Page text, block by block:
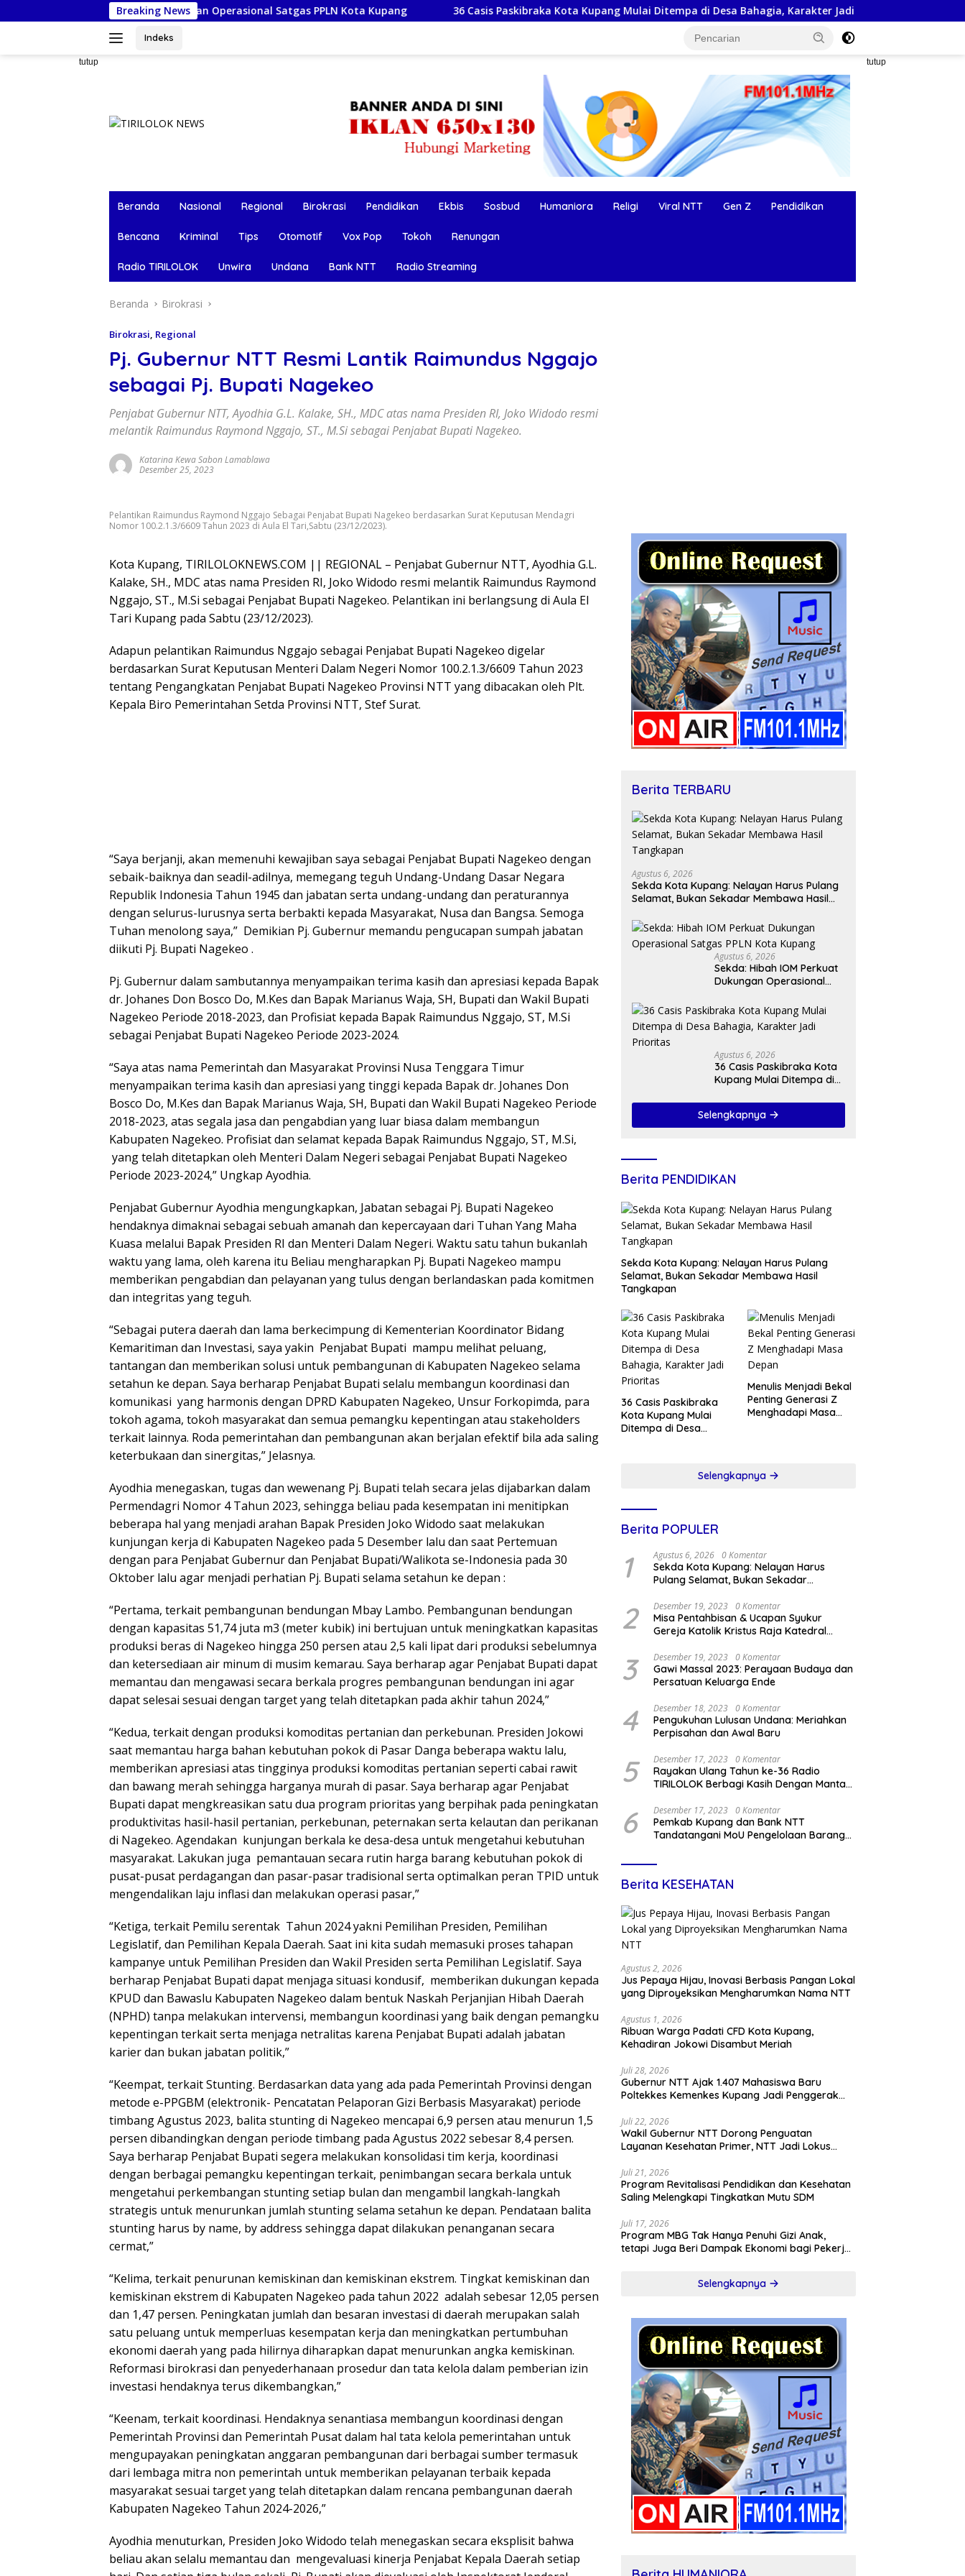
ke
Breaking News
IOM Perkuat Dukungan Operasional Satgas PPLN Kota Kupang 36 Casis Paskibraka Kota Kupang Mulai Ditempa di Desa Bahagia, Karakter Jadi Prioritas
Indeks
tutup tutup
Beranda Nasional Regional Birokrasi Pendidikan Ekbis Sosbud Humaniora Religi Viral NTT Gen Z Pendidikan
Bencana Kriminal Tips Otomotif Vox Pop Tokoh Renungan
Radio TIRILOLOK Unwira Undana Bank NTT Radio Streaming
Beranda Birokrasi
Birokrasi, Regional
Pj. Gubernur NTT Resmi Lantik Raimundus Nggajo
sebagai Pj. Bupati Nagekeo
Penjabat Gubernur NTT, Ayodhia G.L. Kalake, SH., MDC atas nama Presiden RI, Joko Widodo resmi
melantik Raimundus Raymond Nggajo, ST., M.Si sebagai Penjabat Bupati Nagekeo.
Katarina Kewa Sabon Lamablawa
Desember 25, 2023
Pelantikan Raimundus Raymond Nggajo Sebagai Penjabat Bupati Nagekeo berdasarkan Surat Keputusan Mendagri
Nomor 100.2.1.3/6609 Tahun 2023 di Aula El Tari,Sabtu (23/12/2023).
Kota Kupang, TIRILOLOKNEWS.COM || REGIONAL – Penjabat Gubernur NTT, Ayodhia G.L.
Kalake, SH., MDC atas nama Presiden RI, Joko Widodo resmi melantik Raimundus Raymond
Nggajo, ST., M.Si sebagai Penjabat Bupati Nagekeo. Pelantikan ini berlangsung di Aula El
Tari Kupang pada Sabtu (23/12/2023).
Adapun pelantikan Raimundus Nggajo sebagai Penjabat Bupati Nagekeo digelar
berdasarkan Surat Keputusan Menteri Dalam Negeri Nomor 100.2.1.3/6609 Tahun 2023
tentang Pengangkatan Penjabat Bupati Nagekeo Provinsi NTT yang dibacakan oleh Plt.
Kepala Biro Pemerintahan Setda Provinsi NTT, Stef Surat.
“Saya berjanji, akan memenuhi kewajiban saya sebagai Penjabat Bupati Nagekeo dengan
sebaik-baiknya dan seadil-adilnya, memegang teguh Undang-Undang Dasar Negara
Republik Indonesia Tahun 1945 dan jabatan serta undang-undang dan peraturannya
dengan selurus-lurusnya serta berbakti kepada Masyarakat, Nusa dan Bangsa. Semoga
Tuhan menolong saya,” Demikian Pj. Gubernur memandu pengucapan sumpah jabatan
diikuti Pj. Bupati Nagekeo .
Pj. Gubernur dalam sambutannya menyampaikan terima kasih dan apresiasi kepada Bapak
dr. Johanes Don Bosco Do, M.Kes dan Bapak Marianus Waja, SH, Bupati dan Wakil Bupati
Nagekeo Periode 2018-2023, dan Profisiat kepada Bapak Raimundus Nggajo, ST, M.Si
sebagai Penjabat Bupati Nagekeo Periode 2023-2024.
“Saya atas nama Pemerintah dan Masyarakat Provinsi Nusa Tenggara Timur
menyampaikan terima kasih dan apresiasi yang tinggi kepada Bapak dr. Johanes Don
Bosco Do, M.Kes dan Bapak Marianus Waja, SH, Bupati dan Wakil Bupati Nagekeo Periode
2018-2023, atas segala jasa dan pengabdian yang luar biasa dalam membangun
Kabupaten Nagekeo. Profisiat dan selamat kepada Bapak Raimundus Nggajo, ST, M.Si,
yang telah ditetapkan oleh Menteri Dalam Negeri sebagai Penjabat Bupati Nagekeo
Periode 2023-2024,” Ungkap Ayodhia.
Penjabat Gubernur Ayodhia mengungkapkan, Jabatan sebagai Pj. Bupati Nagekeo
hendaknya dimaknai sebagai sebuah amanah dan kepercayaan dari Tuhan Yang Maha
Kuasa melalui Bapak Presiden RI dan Menteri Dalam Negeri. Waktu satu tahun bukanlah
waktu yang lama, oleh karena itu Beliau mengharapkan Pj. Bupati Nagekeo mampu
memberikan pengabdian dan pelayanan yang tulus dengan berlandaskan pada komitmen
dan integritas yang teguh.
“Sebagai putera daerah dan lama berkecimpung di Kementerian Koordinator Bidang
Kemaritiman dan Investasi, saya yakin Penjabat Bupati mampu melihat peluang,
tantangan dan memberikan solusi untuk pembangunan di Kabupaten Nagekeo selama
setahun ke depan. Saya berharap Penjabat Bupati selalu membangun koordinasi dan
komunikasi yang harmonis dengan DPRD Kabupaten Nagekeo, Unsur Forkopimda, para
tokoh agama, tokoh masyarakat dan semua pemangku kepentingan atau stakeholders
terkait lainnya. Roda pemerintahan dan pembangunan akan berjalan efektif bila ada saling
keterbukaan dan sinergitas,” Jelasnya.
Ayodhia menegaskan, tugas dan wewenang Pj. Bupati telah secara jelas dijabarkan dalam
Permendagri Nomor 4 Tahun 2023, sehingga beliau pada kesempatan ini menitipkan
beberapa hal yang menjadi arahan Bapak Presiden Joko Widodo saat melakukan
kunjungan kerja di Kabupaten Nagekeo pada 5 Desember lalu dan saat Pertemuan
dengan para Penjabat Gubernur dan Penjabat Bupati/Walikota se-Indonesia pada 30
Oktober lalu agar menjadi perhatian Pj. Bupati selama setahun ke depan :
“Pertama, terkait pembangunan bendungan Mbay Lambo. Pembangunan bendungan
dengan kapasitas 51,74 juta m3 (meter kubik) ini bertujuan untuk meningkatkan kapasitas
produksi beras di Nagekeo hingga 250 persen atau 2,5 kali lipat dari produksi sebelumnya
dan ketersediaan air minum di musim kemarau. Saya berharap agar Penjabat Bupati dapat
memantau dan mengawasi secara berkala progres pembangunan bendungan ini agar
dapat selesai sesuai dengan target yang telah ditetapkan pada akhir tahun 2024,”
“Kedua, terkait dengan produksi komoditas pertanian dan perkebunan. Presiden Jokowi
saat memantau harga bahan kebutuhan pokok di Pasar Danga beberapa waktu lalu,
memberikan apresiasi atas tingginya produksi komoditas pertanian seperti cabai rawit
dan bawang merah sehingga harganya murah di pasar. Saya berharap agar Penjabat
Bupati dapat mengkreasikan satu dua program prioritas yang berpihak pada peningkatan
produktivitas hasil-hasil pertanian, perkebunan, peternakan serta kelautan dan perikanan
di Nagekeo. Agendakan kunjungan berkala ke desa-desa untuk mengetahui kebutuhan
masyarakat. Lakukan juga pemantauan secara rutin harga barang kebutuhan pokok di
pusat-pusat perdagangan dan pasar-pasar tradisional serta optimalkan peran TPID untuk
mengendalikan laju inflasi dan melakukan operasi pasar,”
“Ketiga, terkait Pemilu serentak Tahun 2024 yakni Pemilihan Presiden, Pemilihan
Legislatif, dan Pemilihan Kepala Daerah. Saat ini kita sudah memasuki proses tahapan
kampanye untuk Pemilihan Presiden dan Wakil Presiden serta Pemilihan Legislatif. Saya
berharap Penjabat Bupati dapat menjaga situasi kondusif, memberikan dukungan kepada
KPUD dan Bawaslu Kabupaten Nagekeo dalam bentuk Naskah Perjanjian Hibah Daerah
(NPHD) tanpa melakukan intervensi, membangun koordinasi yang baik dengan pemangku
kepentingan terkait serta menjaga netralitas karena Penjabat Bupati adalah jabatan
karier dan bukan jabatan politik,”
“Keempat, terkait Stunting. Berdasarkan data yang ada pada Pemerintah Provinsi dengan
metode e-PPGBM (elektronik- Pencatatan Pelaporan Gizi Berbasis Masyarakat) periode
timbang Agustus 2023, balita stunting di Nagekeo mencapai 6,9 persen atau menurun 1,5
persen dibandingkan dengan periode timbang pada Agustus 2022 sebesar 8,4 persen.
Saya berharap Penjabat Bupati segera melakukan konsolidasi tim kerja, koordinasi
dengan berbagai pemangku kepentingan terkait, penimbangan secara berkala untuk
mengetahui perkembangan stunting setiap bulan dan mengambil langkah-langkah
strategis untuk menurunkan jumlah stunting selama setahun ke depan. Pendataan balita
stunting harus by name, by address sehingga dapat dilakukan penanganan secara
cermat,”
“Kelima, terkait penurunan kemiskinan dan kemiskinan ekstrem. Tingkat kemiskinan dan
kemiskinan ekstrem di Kabupaten Nagekeo pada tahun 2022 adalah sebesar 12,05 persen
dan 1,47 persen. Peningkatan jumlah dan besaran investasi di daerah merupakan salah
satu peluang untuk memperluas kesempatan kerja dan meningkatkan pertumbuhan
ekonomi daerah yang pada hilirnya diharapkan dapat menurunkan angka kemiskinan.
Reformasi birokrasi dan penyederhanaan prosedur dan tata kelola dalam pemberian izin
investasi hendaknya terus dikembangkan,”
“Keenam, terkait koordinasi. Hendaknya senantiasa membangun koordinasi dengan
Pemerintah Provinsi dan Pemerintah Pusat dalam hal tata kelola pemerintahan untuk
mengupayakan peningkatan anggaran pembangunan dari berbagai sumber termasuk
dari lembaga mitra non pemerintah untuk memberikan pelayanan terbaik kepada
masyarakat sesuai target yang telah ditetapkan dalam rencana pembangunan daerah
Kabupaten Nagekeo Tahun 2024-2026,”
Ayodhia menuturkan, Presiden Joko Widodo telah menegaskan secara eksplisit bahwa
beliau akan selalu memantau dan mengevaluasi kinerja Penjabat Kepala Daerah setiap
Berita TERBARU
Agustus 6, 2026
Sekda Kota Kupang: Nelayan Harus Pulang
Selamat, Bukan Sekadar Membawa Hasil
Agustus 6, 2026
Sekda: Hibah IOM Perkuat
Dukungan Operasional
Agustus 6, 2026
36 Casis Paskibraka Kota
Kupang Mulai Ditempa di
Jadi Prioritas
Selengkapnya
Berita PENDIDIKAN
Sekda Kota Kupang: Nelayan Harus Pulang
Selamat, Bukan Sekadar Membawa Hasil
Tangkapan
36 Casis Paskibraka
Kota Kupang Mulai
Ditempa di Desa
Menulis Menjadi Bekal
Penting Generasi Z
Menghadapi Masa
Selengkapnya
Berita POPULER
1 Agustus 6, 2026 0 Komentar
Sekda Kota Kupang: Nelayan Harus
Pulang Selamat, Bukan Sekadar
2 Desember 19, 2023 0 Komentar
Misa Pentahbisan & Ucapan Syukur
Gereja Katolik Kristus Raja Katedral
3 Desember 19, 2023 0 Komentar
Gawi Massal 2023: Perayaan Budaya dan
Persatuan Keluarga Ende
4 Desember 18, 2023 0 Komentar
Pengukuhan Lulusan Undana: Meriahkan
Perpisahan dan Awal Baru
5 Desember 17, 2023 0 Komentar
Rayakan Ulang Tahun ke-36 Radio
TIRILOLOK Berbagi Kasih Dengan Mantan
6 Desember 17, 2023 0 Komentar
Pemkab Kupang dan Bank NTT
Tandatangani MoU Pengelolaan Barang
Pemda
Berita KESEHATAN
Agustus 2, 2026
Jus Pepaya Hijau, Inovasi Berbasis Pangan Lokal
yang Diproyeksikan Mengharumkan Nama NTT
Agustus 1, 2026
Ribuan Warga Padati CFD Kota Kupang,
Kehadiran Jokowi Disambut Meriah
Juli 28, 2026
Gubernur NTT Ajak 1.407 Mahasiswa Baru
Poltekkes Kemenkes Kupang Jadi Penggerak
Juli 22, 2026
Wakil Gubernur NTT Dorong Penguatan
Layanan Kesehatan Primer, NTT Jadi Lokus
Australia
Juli 21, 2026
Program Revitalisasi Pendidikan dan Kesehatan
Saling Melengkapi Tingkatkan Mutu SDM
Juli 17, 2026
Program MBG Tak Hanya Penuhi Gizi Anak,
tetapi Juga Beri Dampak Ekonomi bagi Pekerja
Selengkapnya